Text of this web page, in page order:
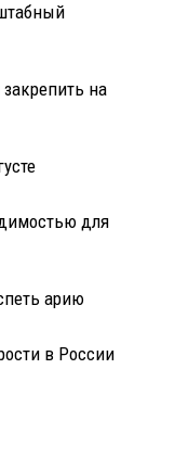
на
для
арию
в России